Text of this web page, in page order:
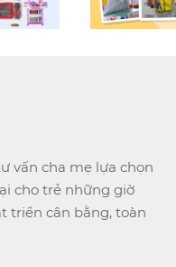
vấn cha mẹ lựa chọn
cho trẻ những giờ
triển cân bằng, toàn